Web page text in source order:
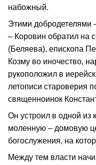
набожный.
Этими добродетелями
– Коровин обратил на
(Беляева), епископа
Козму во иночество,
рукоположил в
летописи староверия
священноинок
Он устроил в одной из
моленную – домовую
богослужения, на
Между тем власти